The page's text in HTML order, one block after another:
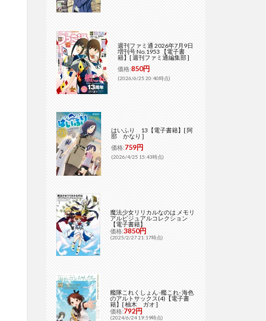
週刊ファミ通 2026年7月9日
増刊号 No.1953 【電子書
籍】[ 週刊ファミ通編集部 ]
価格:850円
(2026/6/25 20:40時点)
はいふり 13【電子書籍】[ 阿
部 かなり ]
価格:759円
(2026/4/25 15:43時点)
魔法少女リリカルなのは メモリ
アルビジュアルコレクション
【電子書籍】
価格:3850円
(2025/2/27 21:17時点)
艦隊これくしょん -艦これ- 海色
のアルトサックス(4)【電子書
籍】[ 柚木 ガオ ]
価格:792円
(2024/6/24 19:59時点)